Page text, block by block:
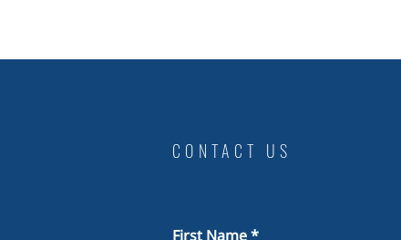
CONTACT US